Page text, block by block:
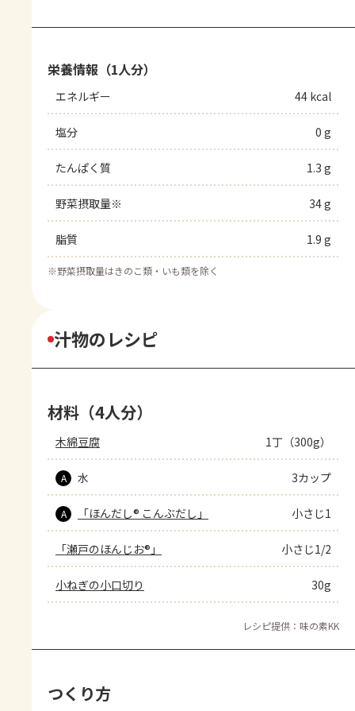
栄養情報（1人分）
エネルギー 44 kcal
塩分 0 g
たんぱく質 1.3 g
野菜摂取量※ 34 g
脂質 1.9 g
※野菜摂取量はきのこ類・いも類を除く
汁物のレシピ
材料（4人分）
木綿豆腐 1丁（300g）
A 水 3カップ
A 「ほんだし® こんぶだし」 小さじ1
「瀬戸のほんじお®」 小さじ1/2
小ねぎの小口切り 30g
レシピ提供：味の素KK
つくり方